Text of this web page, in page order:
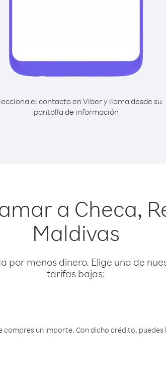
el contacto en Viber y llama desde su
pantalla de información
a Checa,
Maldivas
menos dinero. Elige una de
tarifas bajas:
compres un importe. Con dicho crédito,